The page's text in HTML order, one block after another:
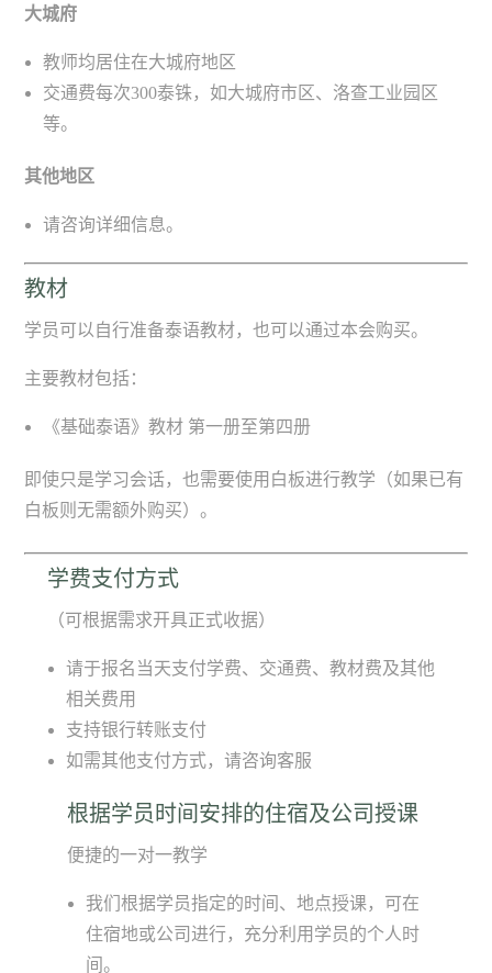
大城府
教师均居住在大城府地区
交通费每次300泰铢，如大城府市区、洛查工业园区
等。
其他地区
请咨询详细信息。
教材
学员可以自行准备泰语教材，也可以通过本会购买。
主要教材包括：
《基础泰语》教材 第一册至第四册
即使只是学习会话，也需要使用白板进行教学（如果已有
白板则无需额外购买）。
学费支付方式
（可根据需求开具正式收据）
请于报名当天支付学费、交通费、教材费及其他
相关费用
支持银行转账支付
如需其他支付方式，请咨询客服
根据学员时间安排的住宿及公司授课
便捷的一对一教学
我们根据学员指定的时间、地点授课，可在
住宿地或公司进行，充分利用学员的个人时
间。